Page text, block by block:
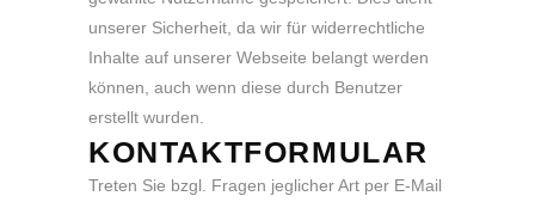
unserer Sicherheit, da wir für widerrechtliche
Inhalte auf unserer Webseite belangt werden
können, auch wenn diese durch Benutzer
erstellt wurden.
KONTAKTFORMULAR
Treten Sie bzgl. Fragen jeglicher Art per E-Mail